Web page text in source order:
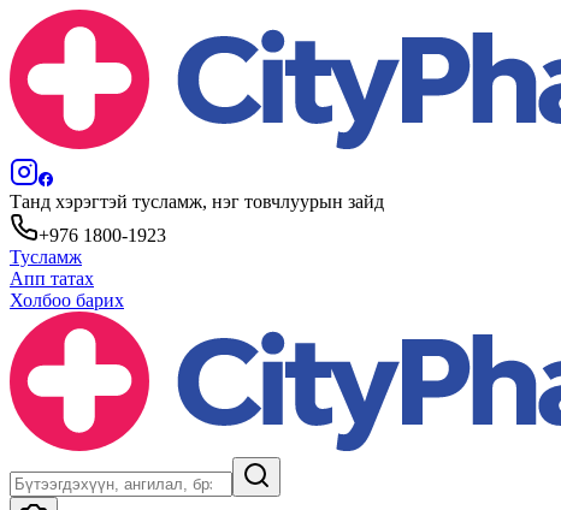
Танд хэрэгтэй тусламж, нэг товчлуурын зайд
+976 1800-1923
Тусламж
Апп татах
Холбоо барих